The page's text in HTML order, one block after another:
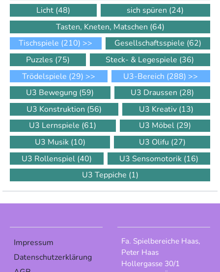
Licht (48) sich spüren (24)
Tasten, Kneten, Matschen (64)
Tischspiele (210) >> Gesellschaftsspiele (62)
Puzzles (75) Steck- & Legespiele (36)
Trödelspiele (29) >> U3-Bereich (288) >>
U3 Bewegung (59) U3 Draussen (28)
U3 Konstruktion (56) U3 Kreativ (13)
U3 Lernspiele (61) U3 Möbel (29)
U3 Musik (10) U3 Olifu (27)
U3 Rollenspiel (40) U3 Sensomotorik (16)
U3 Teppiche (1)
Impressum
Datenschutzerklärung
Fa. Spielbereiche Haas,
Peter Haas
Hollergasse 30/1